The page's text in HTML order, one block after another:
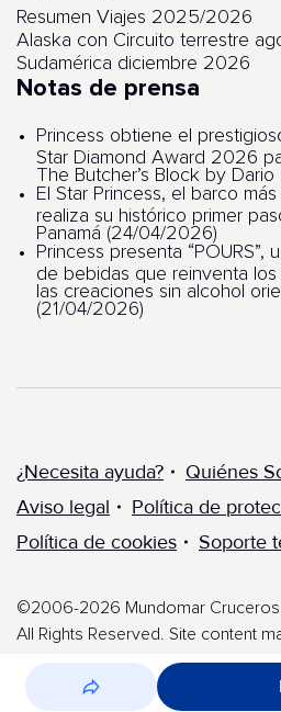
Resumen Viajes 2025/2026
Alaska con Circuito terrestre
Sudamérica diciembre 2026
Notas de prensa
Princess obtiene el
Star Diamond Award 2026
The Butcher’s Block by
El Star Princess, el barco
realiza su histórico primer
Panamá (24/04/2026)
Princess presenta “POURS”,
de bebidas que reinventa
las creaciones sin alcohol
(21/04/2026)
¿Necesita ayuda? Quiénes
Aviso legal
Política de
Política de cookies
Soporte
©2006-2026 Mundomar Cruceros
All Rights Reserved. Site content
without express written permission.